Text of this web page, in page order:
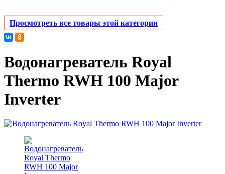
Просмотреть все товары этой категории
Водонагреватель Royal
Thermo RWH 100 Major
Inverter